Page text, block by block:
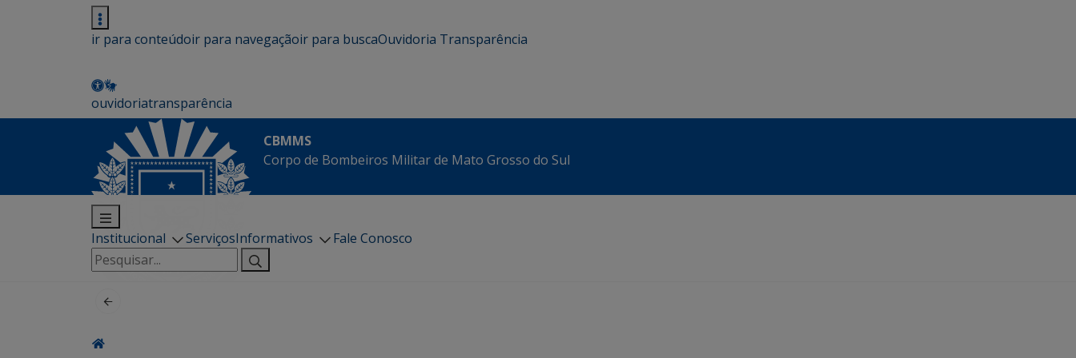
ir para conteúdoir para navegaçãoir para buscaOuvidoria Transparência
ouvidoriatransparência
CBMMS
Corpo de Bombeiros Militar de Mato Grosso do Sul
Institucional ServiçosInformativos
Fale Conosco
Pesquisar
por: